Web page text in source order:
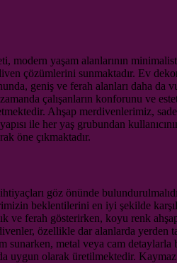
modern yaşam alanlarının
çözümlerini sunmaktadır. Ev
geniş ve ferah alanları daha da
çalışanların konforunu ve
Ahşap merdivenlerimiz,
ile her yaş grubundan
öne çıkmaktadır.
göz önünde
beklentilerini en iyi şekilde
ve ferah gösterirken, koyu renk
özellikle dar alanlarda
sunarken, metal veya cam
uygun olarak üretilmektedir.